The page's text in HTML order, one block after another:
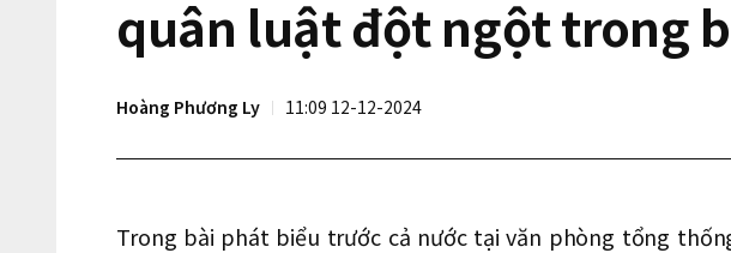
quân luật đột ngột trong
Hoàng Phương Ly 11:09 12-12-2024
Trong bài phát biểu trước cả nước tại văn phòng tổng